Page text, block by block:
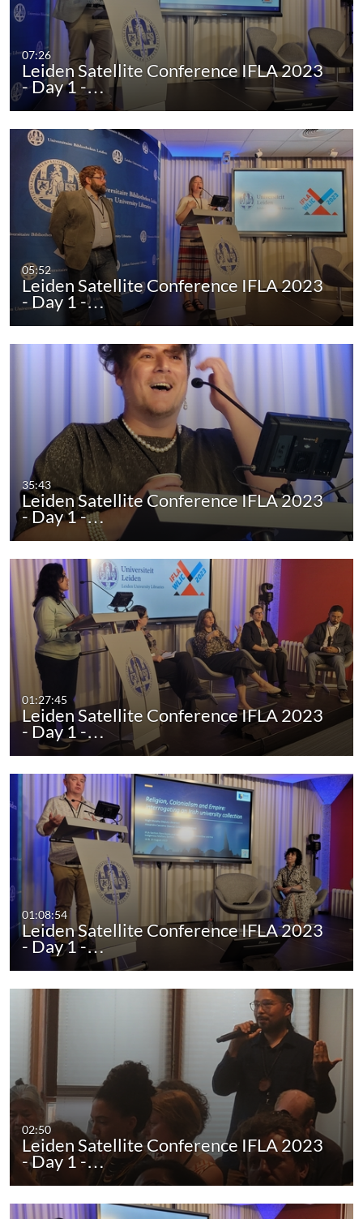
07:26
Leiden Satellite Conference IFLA 2023
- Day 1 -…
05:52
Leiden Satellite Conference IFLA 2023
- Day 1 -…
35:43
Leiden Satellite Conference IFLA 2023
- Day 1 -…
01:27:45
Leiden Satellite Conference IFLA 2023
- Day 1 -…
01:08:54
Leiden Satellite Conference IFLA 2023
- Day 1 -…
02:50
Leiden Satellite Conference IFLA 2023
- Day 1 -…